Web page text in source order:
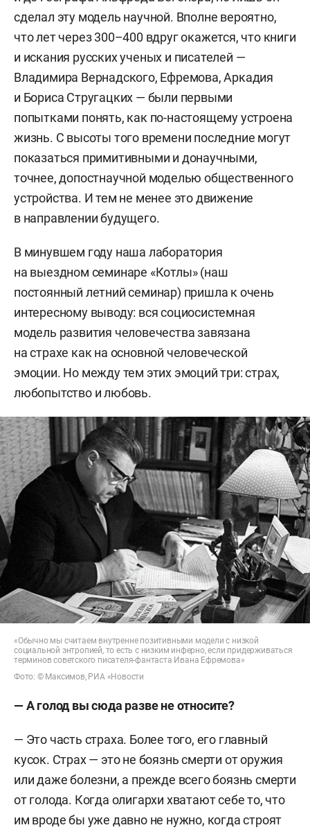
сделал эту модель научной. Вполне вероятно,
что лет через 300–400 вдруг окажется, что книги
и искания русских ученых и писателей —
Владимира Вернадского, Ефремова, Аркадия
и Бориса Стругацких — были первыми
попытками понять, как по-настоящему устроена
жизнь. С высоты того времени последние могут
показаться примитивными и донаучными,
точнее, допостнаучной моделью общественного
устройства. И тем не менее это движение
в направлении будущего.
В минувшем году наша лаборатория
на выездном семинаре «Котлы» (наш
постоянный летний семинар) пришла к очень
интересному выводу: вся социосистемная
модель развития человечества завязана
на страхе как на основной человеческой
эмоции. Но между тем этих эмоций три: страх,
любопытство и любовь.
«Обычно мы считаем внутренне позитивными модели с низкой
социальной энтропией, то есть с низким инферно, если придерживаться
терминов советского писателя-фантаста Ивана Ефремова»
Фото: © Максимов, РИА «Новости
— А голод вы сюда разве не относите?
— Это часть страха. Более того, его главный
кусок. Страх — это не боязнь смерти от оружия
или даже болезни, а прежде всего боязнь смерти
от голода. Когда олигархи хватают себе то, что
им вроде бы уже давно не нужно, когда строят